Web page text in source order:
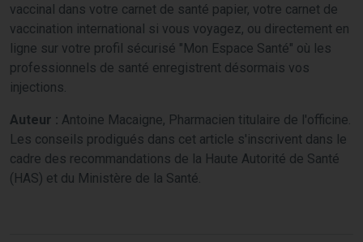
vaccinal dans votre carnet de santé papier, votre carnet de
vaccination international si vous voyagez, ou directement en
ligne sur votre profil sécurisé "Mon Espace Santé" où les
professionnels de santé enregistrent désormais vos
injections.
Auteur : Antoine Macaigne, Pharmacien titulaire de l'officine.
Les conseils prodigués dans cet article s'inscrivent dans le
cadre des recommandations de la Haute Autorité de Santé
(HAS) et du Ministère de la Santé.